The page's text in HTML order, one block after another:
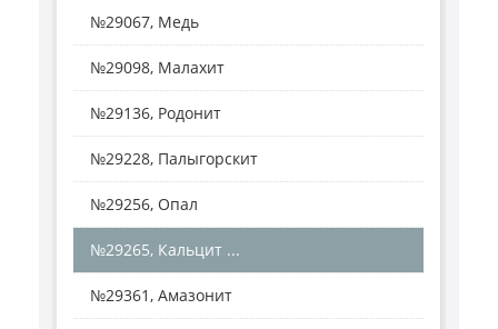
№29067, Медь
№29098, Малахит
№29136, Родонит
№29228, Палыгорскит
№29256, Опал
№29265, Кальцит ...
№29361, Амазонит